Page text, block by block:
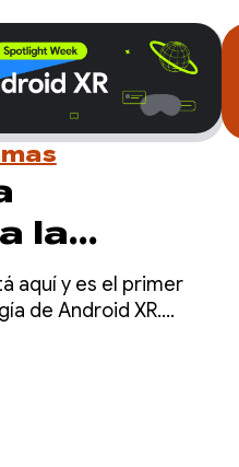
la
aquí y es el primer
de Android XR.
preliminar para